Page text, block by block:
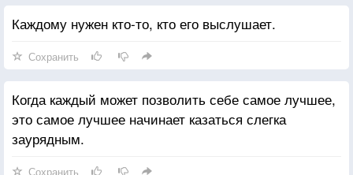
Каждому нужен кто-то, кто его выслушает.
Сохранить
Когда каждый может позволить себе самое лучшее,
это самое лучшее начинает казаться слегка
заурядным.
Сохранить